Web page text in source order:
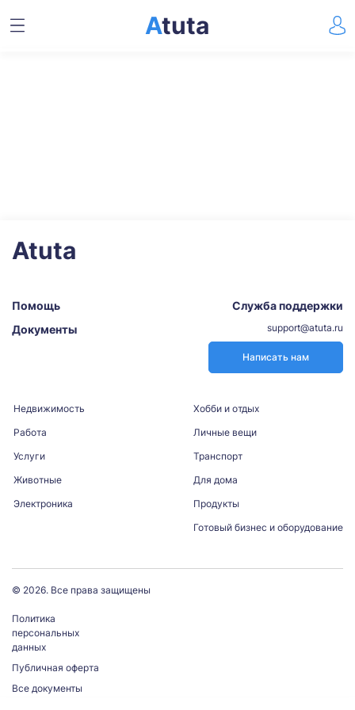
Atuta
Atuta
Помощь
Документы
Служба поддержки
support@atuta.ru
Написать нам
Недвижимость
Работа
Услуги
Животные
Электроника
Хобби и отдых
Личные вещи
Транспорт
Для дома
Продукты
Готовый бизнес и оборудование
© 2026. Все права защищены
Политика
персональных
данных
Публичная оферта
Все документы